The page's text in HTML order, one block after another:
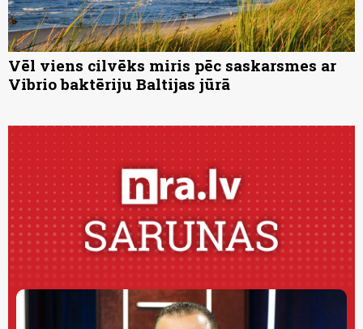
Vēl viens cilvēks miris pēc saskarsmes ar
Vibrio baktēriju Baltijas jūrā